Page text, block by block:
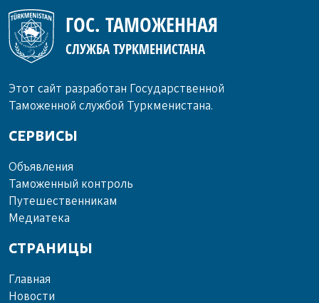
ГОС. ТАМОЖЕННАЯ
СЛУЖБА ТУРКМЕНИСТАНА
Этот сайт разработан Государственной
Таможенной службой Туркменистана.
СЕРВИСЫ
Объ­яв­ле­ния
Та­мо­жен­ный кон­троль
Пу­те­шест­вен­ни­кам
Ме­диа­те­ка
СТРАНИЦЫ
Главная
Новости